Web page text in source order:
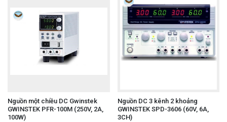
Nguồn một chiều DC Gwinstek
GWINSTEK PFR-100M (250V, 2A,
100W)
Nguồn DC 3 kênh 2 khoảng
GWINSTEK SPD-3606 (60V, 6A,
3CH)